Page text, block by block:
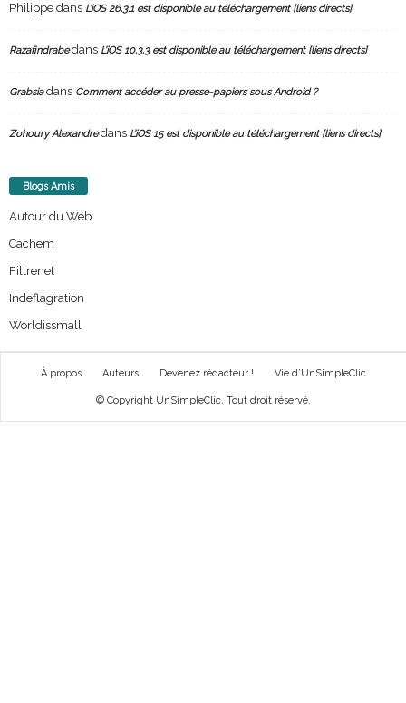
Philippe dans L’iOS 26.3.1 est disponible au téléchargement [liens directs]
Razafindrabedans L’iOS 10.3.3 est disponible au téléchargement [liens directs]
Grabsiadans Comment accéder au presse-papiers sous Android ?
Zohoury Alexandredans L’iOS 15 est disponible au téléchargement [liens directs]
Blogs Amis
Autour du Web
Cachem
Filtrenet
Indeflagration
Worldissmall
À propos Auteurs Devenez rédacteur ! Vie d’UnSimpleClic
© Copyright UnSimpleClic. Tout droit réservé.